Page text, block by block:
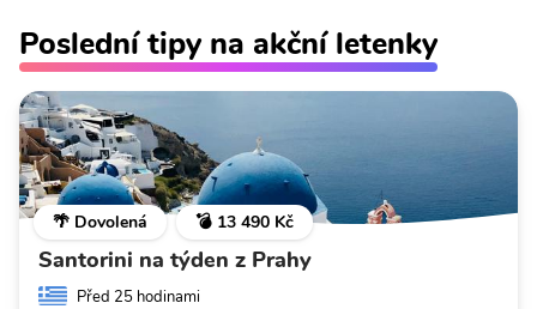
Poslední tipy na akční letenky
🌴 Dovolená 💣 13 490 Kč
Santorini na týden z Prahy
Před 25 hodinami